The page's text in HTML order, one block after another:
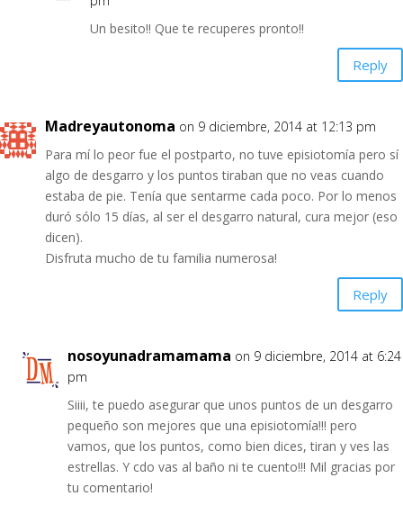
Un besito!! Que te recuperes pronto!!
Reply
Madreyautonoma on 9 diciembre, 2014 at 12:13 pm
Para mí lo peor fue el postparto, no tuve episiotomía pero sí
algo de desgarro y los puntos tiraban que no veas cuando
estaba de pie. Tenía que sentarme cada poco. Por lo menos
duró sólo 15 días, al ser el desgarro natural, cura mejor (eso
dicen).
Disfruta mucho de tu familia numerosa!
Reply
nosoyunadramamama on 9 diciembre, 2014 at 6:24
pm
Siiii, te puedo asegurar que unos puntos de un desgarro
pequeño son mejores que una episiotomía!!! pero
vamos, que los puntos, como bien dices, tiran y ves las
estrellas. Y cdo vas al baño ni te cuento!!! Mil gracias por
tu comentario!